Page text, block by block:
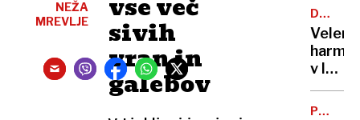
vse več
sivih
vran in
galebov
NEŽA
MREVLJE
s
pasom
zadavil
v lov
na
nov